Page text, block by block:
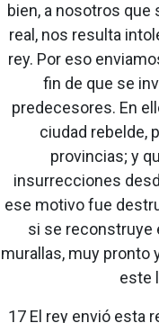
bien, a nosotros que
real, nos resulta
rey. Por eso
fin de que se
predecesores. En
ciudad rebelde,
provincias; y
insurrecciones
ese motivo fue
si se reconstruye
murallas, muy pronto
este
17 El rey envió esta